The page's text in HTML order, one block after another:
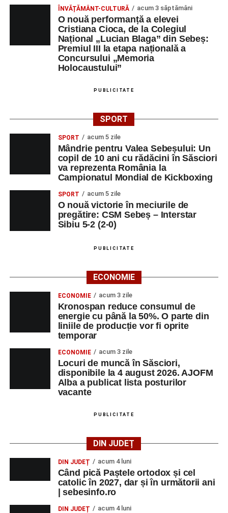
educație. După trei ediții care au abordat comunicarea
didactică, dinamica diferențelor, participarea și luarea
deciziilor, comunitatea Sinaxa Educațională își propune
să revină la întrebările fundamentale despre valorile care
stau la baza actului educațional și despre rolul
profesorului în formarea caracterului tinerilor.
Despre comunitatea Sinaxa Educațională
„Sinaxa Educațională”
profesori, dedicată susținerii unei educații centrate pe
valorile creștin-ortodoxe și pe formarea caracterului
elevilor. Născută din experiența duhovnicească și
formativă a Mănăstirii Oașa, Sinaxa își propune să
sprijine profesorii în regăsirea motivației interioare,
oferindu-le nu doar instrumente metodice actuale, ci și
contexte de sprijin reciproc, colaborare și reconectare la
vocația pedagogică autentică.
Urmărește-ne pe Google News
Ultimele știri din Sebeș
Primăria Sebeș a decis să reducă intensitatea
iluminatului public pe timpul nopții, în contextul
apelului la economii al Guvernului Bolojan
Duminică, 23 august 2026, Râpa Roșie găzduiește
cea de-a III-a ediție a concursului „CicloAventurier
Primul concert din cadrul String Symphonic Camp
ÎNVĂȚĂMÂNT-CULTURĂ acum 3 săptămâni
O nouă performanță a elevei
Cristiana Cioca, de la Colegiul
Național „Lucian Blaga” din Sebeș:
Premiul III la etapa națională a
Concursului „Memoria
Holocaustului”
PUBLICITATE
SPORT
SPORT acum 5 zile
Mândrie pentru Valea Sebeșului: Un
copil de 10 ani cu rădăcini în Săsciori
va reprezenta România la
Campionatul Mondial de Kickboxing
SPORT acum 5 zile
O nouă victorie în meciurile de
pregătire: CSM Sebeș – Interstar
Sibiu 5-2 (2-0)
PUBLICITATE
ECONOMIE
ECONOMIE acum 3 zile
Kronospan reduce consumul de
energie cu până la 50%. O parte din
liniile de producție vor fi oprite
temporar
ECONOMIE acum 3 zile
Locuri de muncă în Săsciori,
disponibile la 4 august 2026. AJOFM
Alba a publicat lista posturilor
vacante
PUBLICITATE
DIN JUDEȚ
DIN JUDEȚ acum 4 luni
Când pică Paștele ortodox și cel
catolic în 2027, dar și în următorii ani
| sebesinfo.ro
DIN JUDEȚ acum 4 luni